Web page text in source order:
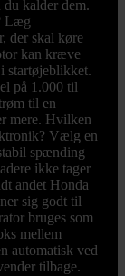
du kalder dem.
Læg
der skal køre
kan kræve
startøjeblikket.
på 1.000 til
til en
mere. Hvilken
Vælg en
spænding
ikke tager
andet Honda
sig godt til
bruges som
mellem
automatisk ved
tilbage.